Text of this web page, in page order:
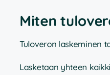
Miten
Tuloveron laskeminen
Lasketaan yhteen